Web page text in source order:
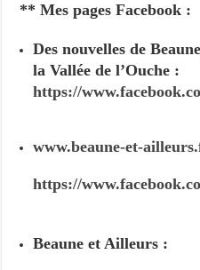
** Mes pages Facebook :
Des nouvelles de
la Vallée de l’Ouche :
https://
www.beaune-et-
https://
Beaune et Ailleurs :